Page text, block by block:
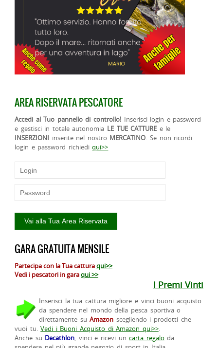
AREA RISERVATA PESCATORE
Accedi al Tuo pannello di controllo! Inserisci login e password
e gestisci in totale autonomia LE TUE CATTURE e le
INSERZIONI inserite nel nostro MERCATINO. Se non ricordi
login e password richiediqui>>
GARA GRATUITA MENSILE
Partecipa con la Tua catturaqui>>
Vedi i pescatori in garaqui >>
I Premi Vinti
Inserisci la tua cattura migliore e vinci buoni acquisto
da spendere nel mondo della pesca sportiva o
direttamente suAmazon scegliendo i prodotti che
vuoi tu.Vedi i Buoni Acquisto di Amazon qui>>.
Anche su Decathlon, vinci e ricevi uncarta regalo da